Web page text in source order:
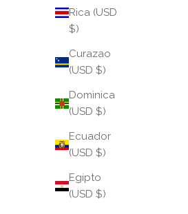
Rica (USD
$)
Curazao
(USD $)
Dominica
(USD $)
Ecuador
(USD $)
Egipto
(USD $)